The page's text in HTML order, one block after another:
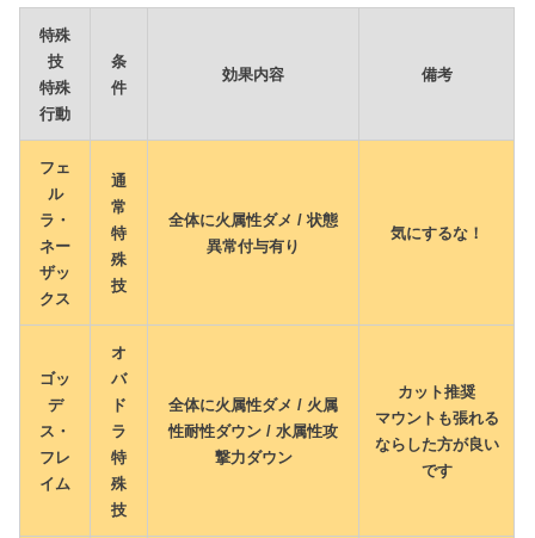
特殊
技
特殊
行動
条
件
効果内容 備考
フェ
ル
ラ・
ネー
ザッ
クス
通
常
特
殊
技
全体に火属性ダメ / 状態
異常付与有り
気にするな！
ゴッ
デ
ス・
フレ
イム
オ
バ
ド
ラ
特
殊
技
全体に火属性ダメ / 火属
性耐性ダウン / 水属性攻
撃力ダウン
カット推奨
マウントも張れる
ならした方が良い
です